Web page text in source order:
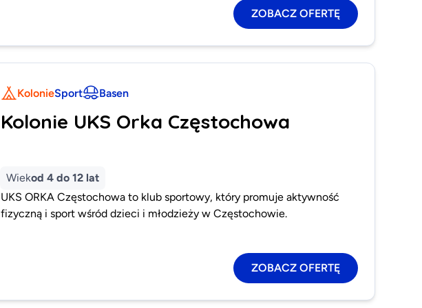
ZOBACZ OFERTĘ
KolonieSport Basen
Kolonie UKS Orka Częstochowa
Wiekod 4 do 12 lat
UKS ORKA Częstochowa to klub sportowy, który promuje aktywność
fizyczną i sport wśród dzieci i młodzieży w Częstochowie.
ZOBACZ OFERTĘ